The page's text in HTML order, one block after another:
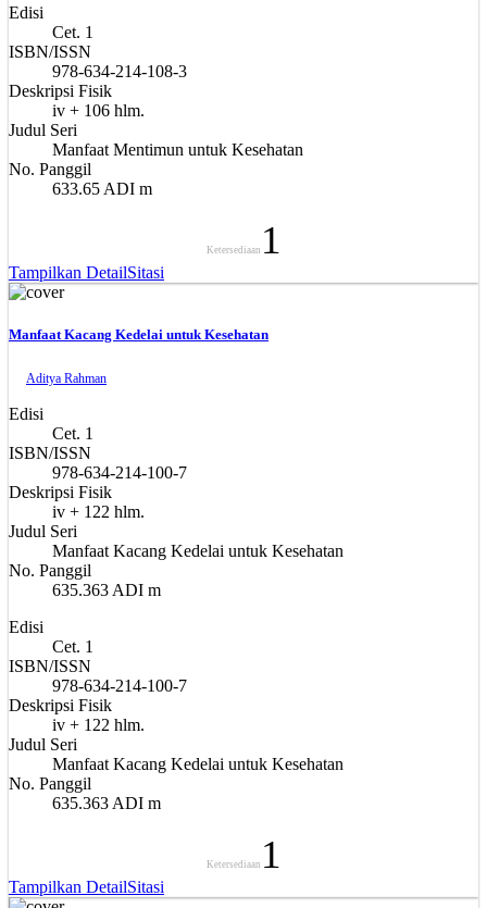
Edisi
Cet. 1
ISBN/ISSN
978-634-214-108-3
Deskripsi Fisik
iv + 106 hlm.
Judul Seri
Manfaat Mentimun untuk Kesehatan
No. Panggil
633.65 ADI m
Ketersediaan 1
Tampilkan DetailSitasi
Manfaat Kacang Kedelai untuk Kesehatan
Aditya Rahman
Edisi
Cet. 1
ISBN/ISSN
978-634-214-100-7
Deskripsi Fisik
iv + 122 hlm.
Judul Seri
Manfaat Kacang Kedelai untuk Kesehatan
No. Panggil
635.363 ADI m
Edisi
Cet. 1
ISBN/ISSN
978-634-214-100-7
Deskripsi Fisik
iv + 122 hlm.
Judul Seri
Manfaat Kacang Kedelai untuk Kesehatan
No. Panggil
635.363 ADI m
Ketersediaan 1
Tampilkan DetailSitasi